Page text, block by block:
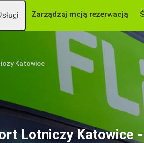
Zarządzaj moją rezerwacją
Katowice
Lotniczy Katowice